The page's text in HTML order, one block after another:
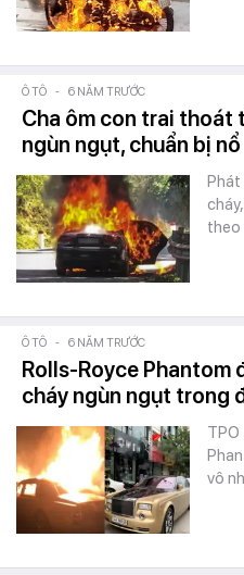
Ô TÔ - 6 NĂM TRƯỚC
Cha ôm con trai thoát
ngùn ngụt, chuẩn bị nổ
Phát
theo
Ô TÔ - 6 NĂM TRƯỚC
Rolls-Royce Phantom
cháy ngùn ngụt trong
TPO
vô